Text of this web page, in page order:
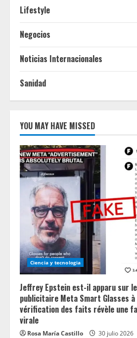
Lifestyle
Negocios
Noticias Internacionales
Sanidad
YOU MAY HAVE MISSED
Ciencia y tecnologia
Jeffrey Epstein est-il apparu sur
publicitaire Meta Smart Glasses à
vérification des faits révèle une
virale
Rosa María Castillo 30 julio 2026